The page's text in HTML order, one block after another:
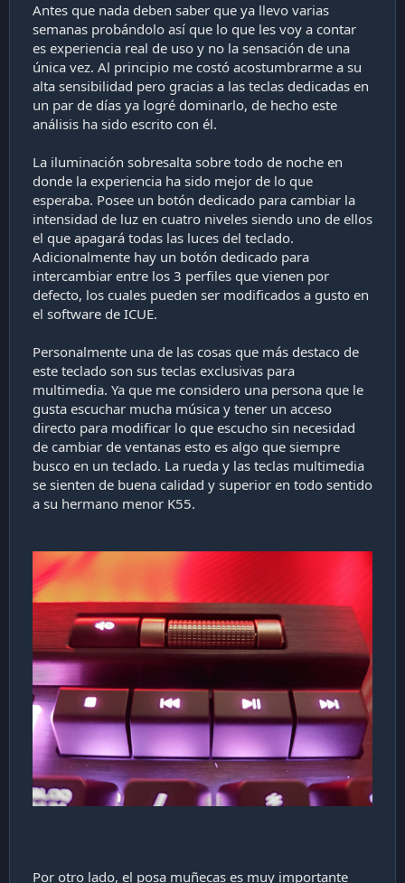
Antes que nada deben saber que ya llevo varias
semanas probándolo así que lo que les voy a contar
es experiencia real de uso y no la sensación de una
única vez. Al principio me costó acostumbrarme a su
alta sensibilidad pero gracias a las teclas dedicadas en
un par de días ya logré dominarlo, de hecho este
análisis ha sido escrito con él.
La iluminación sobresalta sobre todo de noche en
donde la experiencia ha sido mejor de lo que
esperaba. Posee un botón dedicado para cambiar la
intensidad de luz en cuatro niveles siendo uno de ellos
el que apagará todas las luces del teclado.
Adicionalmente hay un botón dedicado para
intercambiar entre los 3 perfiles que vienen por
defecto, los cuales pueden ser modificados a gusto en
el software de ICUE.
Personalmente una de las cosas que más destaco de
este teclado son sus teclas exclusivas para
multimedia. Ya que me considero una persona que le
gusta escuchar mucha música y tener un acceso
directo para modificar lo que escucho sin necesidad
de cambiar de ventanas esto es algo que siempre
busco en un teclado. La rueda y las teclas multimedia
se sienten de buena calidad y superior en todo sentido
a su hermano menor K55.
Por otro lado, el posa muñecas es muy importante